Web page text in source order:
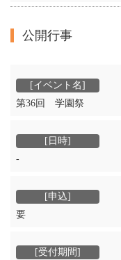
公開行事
第36回 学園祭
‐
要